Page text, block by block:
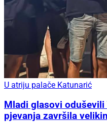
U atriju palače Katunarić
Mladi glasovi
pjevanja završila